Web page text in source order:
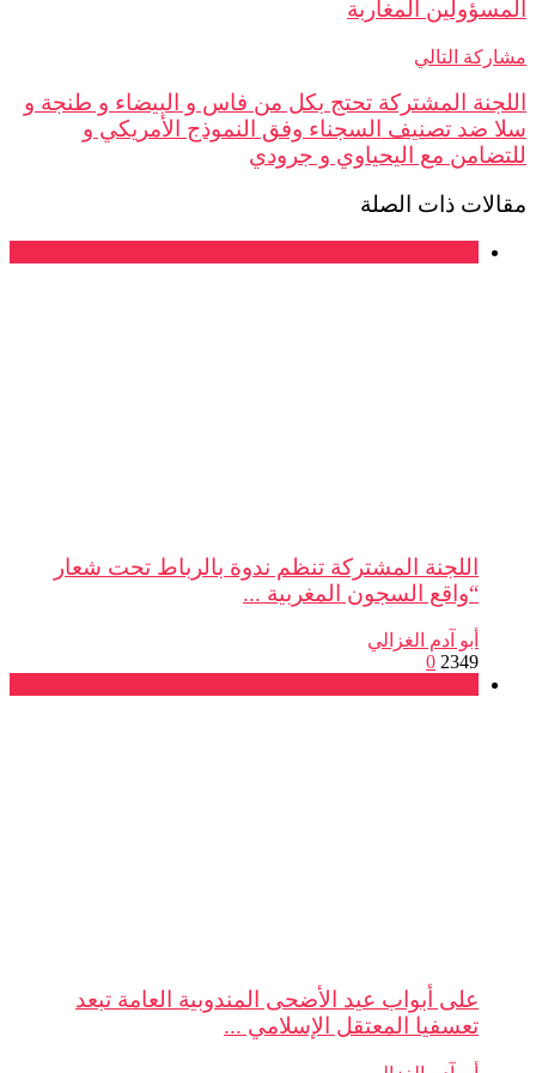
المغاربة
التالي
المشتركة تحتج بكل من فاس و البيضاء و طنجة و
تصنيف السجناء وفق النموذج الأمريكي و
مع اليحياوي و جرودي
ذات الصلة
بلاغات
اللجنة المشتركة تنظم ندوة بالرباط تحت شعار
“واقع السجون المغربية ...
أبو آدم الغزالي
0
بلاغات
على أبواب عيد الأضحى المندوبية العامة تبعد
تعسفيا المعتقل الإسلامي ...